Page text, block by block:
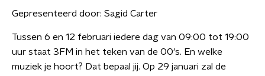
Gepresenteerd door: Sagid Carter
Tussen 6 en 12 februari iedere dag van 09:00 tot 19:00
uur staat 3FM in het teken van de 00's. En welke
muziek je hoort? Dat bepaal jij. Op 29 januari zal de